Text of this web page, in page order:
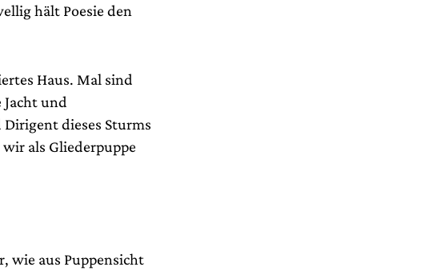
hält Poesie den
Haus. Mal sind
Jacht und
dieses Sturms
als Gliederpuppe
wie aus Puppensicht